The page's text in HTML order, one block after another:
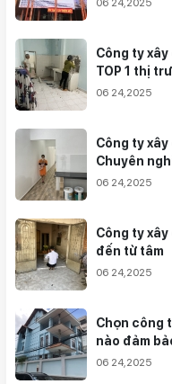
06 24,2025
Công ty
TOP 1 thị
06 24,2025
Công ty
Chuyên
06 24,2025
Công ty
đến từ tâm
06 24,2025
Chọn công
nào đảm
06 24,2025